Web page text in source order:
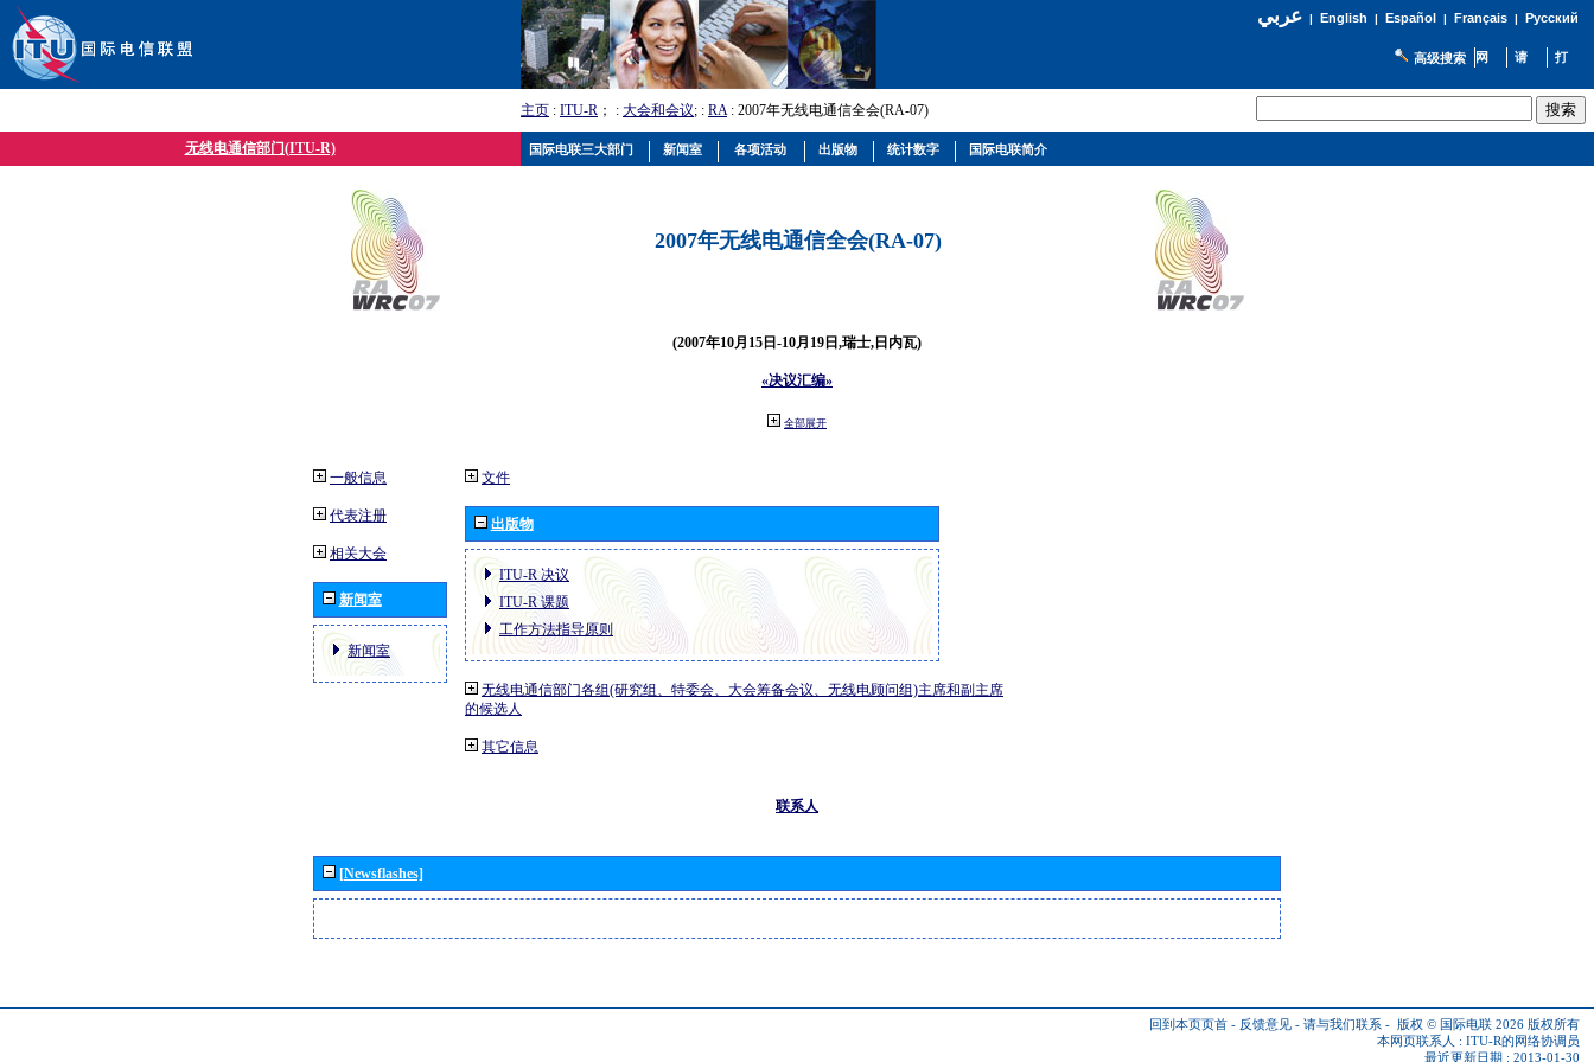
عربي| English | Español | Français| Русский
高级搜索
主页 : ITU-R ； : 大会和会议; : RA: 2007年无线电通信全会(RA-07)
无线电通信部门(ITU-R)
2007年无线电通信全会(RA-07)
(2007年10月15日-10月19日,瑞士,日内瓦)
«决议汇编»
全部展开
一般信息
代表注册
相关大会
新闻室
新闻室
文件
出版物
ITU-R 决议
ITU-R 课题
工作方法指导原则
无线电通信部门各组(研究组、特委会、大会筹备会议、无线电顾问组)主席和副主席
的候选人
其它信息
联系人
[Newsflashes]
回到本页页首 - 反馈意见 - 请与我们联系 - 版权 © 国际电联 2026 版权所有
本网页联系人 : ITU-R的网络协调员
最近更新日期 : 2013-01-30
国际电联三大部门 新闻室 各项活动 出版物 统计数字 国际电联简介